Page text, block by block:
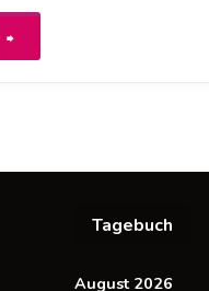
"Bis
Steuern"
Tagebuch
August 2026